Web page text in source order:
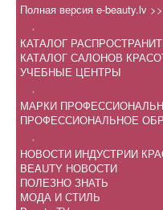
Полная версия e-beauty.lv >>
.
КАТАЛОГ
КАТАЛОГ САЛОНОВ
УЧЕБНЫЕ ЦЕНТРЫ
.
МАРКИ
ПРОФЕССИОНАЛЬНОЕ
.
НОВОСТИ ИНДУСТРИИ
BEAUTY НОВОСТИ
ПОЛЕЗНО ЗНАТЬ
МОДА И СТИЛЬ